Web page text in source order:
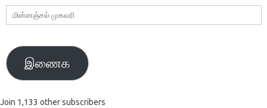
மின்னஞ்சல்
முகவரி
இணைக
Join 1,133 other subscribers